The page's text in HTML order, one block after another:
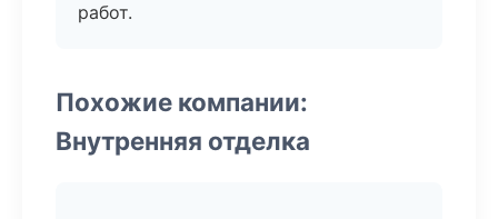
работ.
Похожие компании:
Внутренняя отделка